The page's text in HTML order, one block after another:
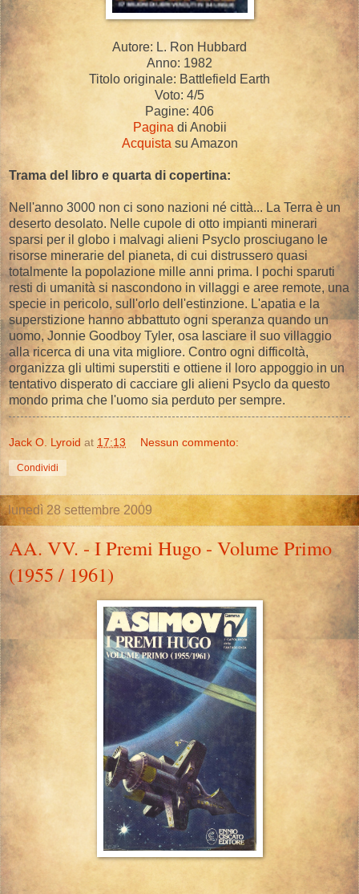
Autore: L. Ron Hubbard
Anno: 1982
Titolo originale: Battlefield Earth
Voto: 4/5
Pagine: 406
Pagina di Anobii
Acquista su Amazon
Trama del libro e quarta di copertina:
Nell'anno 3000 non ci sono nazioni né città... La Terra è un
deserto desolato. Nelle cupole di otto impianti minerari
sparsi per il globo i malvagi alieni Psyclo prosciugano le
risorse minerarie del pianeta, di cui distrussero quasi
totalmente la popolazione mille anni prima. I pochi sparuti
resti di umanità si nascondono in villaggi e aree remote, una
specie in pericolo, sull'orlo dell'estinzione. L'apatia e la
superstizione hanno abbattuto ogni speranza quando un
uomo, Jonnie Goodboy Tyler, osa lasciare il suo villaggio
alla ricerca di una vita migliore. Contro ogni difficoltà,
organizza gli ultimi superstiti e ottiene il loro appoggio in un
tentativo disperato di cacciare gli alieni Psyclo da questo
mondo prima che l'uomo sia perduto per sempre.
Jack O. Lyroid at 17:13 Nessun commento:
Condividi
lunedì 28 settembre 2009
AA. VV. - I Premi Hugo - Volume Primo
(1955 / 1961)